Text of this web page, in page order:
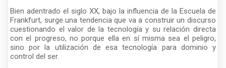
Bien adentrado el siglo XX, bajo la influencia de la Escuela de
Frankfurt, surge una tendencia que va a construir un discurso
cuestionando el valor de la tecnología y su relación directa
con el progreso, no porque ella en sí misma sea el peligro,
sino por la utilización de esa tecnología para dominio y
control del ser.